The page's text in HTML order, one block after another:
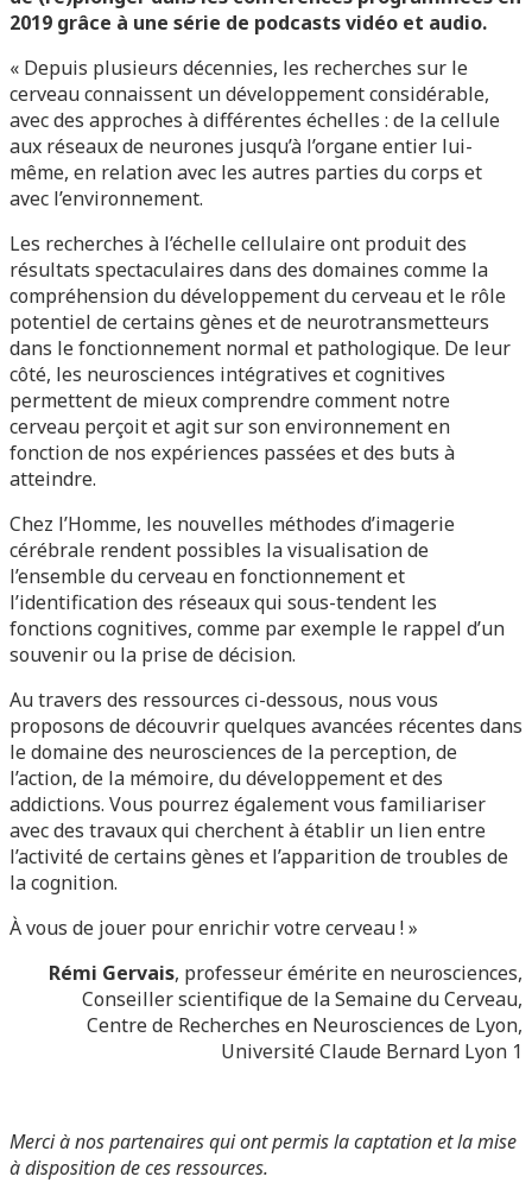
2019 grâce à une série de podcasts vidéo et audio.
« Depuis plusieurs décennies, les recherches sur le
cerveau connaissent un développement considérable,
avec des approches à différentes échelles : de la cellule
aux réseaux de neurones jusqu’à l’organe entier lui-
même, en relation avec les autres parties du corps et
avec l’environnement.
Les recherches à l’échelle cellulaire ont produit des
résultats spectaculaires dans des domaines comme la
compréhension du développement du cerveau et le rôle
potentiel de certains gènes et de neurotransmetteurs
dans le fonctionnement normal et pathologique. De leur
côté, les neurosciences intégratives et cognitives
permettent de mieux comprendre comment notre
cerveau perçoit et agit sur son environnement en
fonction de nos expériences passées et des buts à
atteindre.
Chez l’Homme, les nouvelles méthodes d’imagerie
cérébrale rendent possibles la visualisation de
l’ensemble du cerveau en fonctionnement et
l’identification des réseaux qui sous-tendent les
fonctions cognitives, comme par exemple le rappel d’un
souvenir ou la prise de décision.
Au travers des ressources ci-dessous, nous vous
proposons de découvrir quelques avancées récentes dans
le domaine des neurosciences de la perception, de
l’action, de la mémoire, du développement et des
addictions. Vous pourrez également vous familiariser
avec des travaux qui cherchent à établir un lien entre
l’activité de certains gènes et l’apparition de troubles de
la cognition.
À vous de jouer pour enrichir votre cerveau ! »
Rémi Gervais, professeur émérite en neurosciences,
Conseiller scientifique de la Semaine du Cerveau,
Centre de Recherches en Neurosciences de Lyon,
Université Claude Bernard Lyon 1
Merci à nos partenaires qui ont permis la captation et la mise
à disposition de ces ressources.